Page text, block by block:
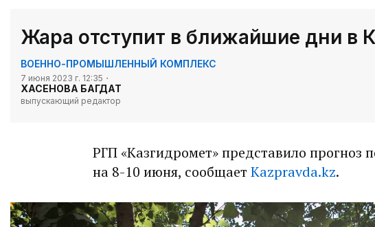
Жара отступит в ближайшие дни в
ВОЕННО-ПРОМЫШЛЕННЫЙ КОМПЛЕКС
7 июня 2023 г. 12:35
ХАСЕНОВА БАГДАТ
выпускающий редактор
РГП «Казгидромет» представило прогноз
на 8-10 июня, сообщает Kazpravda.kz.